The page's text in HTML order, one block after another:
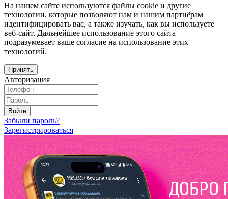
На нашем сайте используются файлы cookie и другие
технологии, которые позволяют нам и нашим партнёрам
идентифицировать вас, а также изучать, как вы используете
веб-сайт. Дальнейшее использование этого сайта
подразумевает ваше согласие на использование этих
технологий.
Принять
Авторизация
Войти
Забыли пароль?
Зарегистрироваться